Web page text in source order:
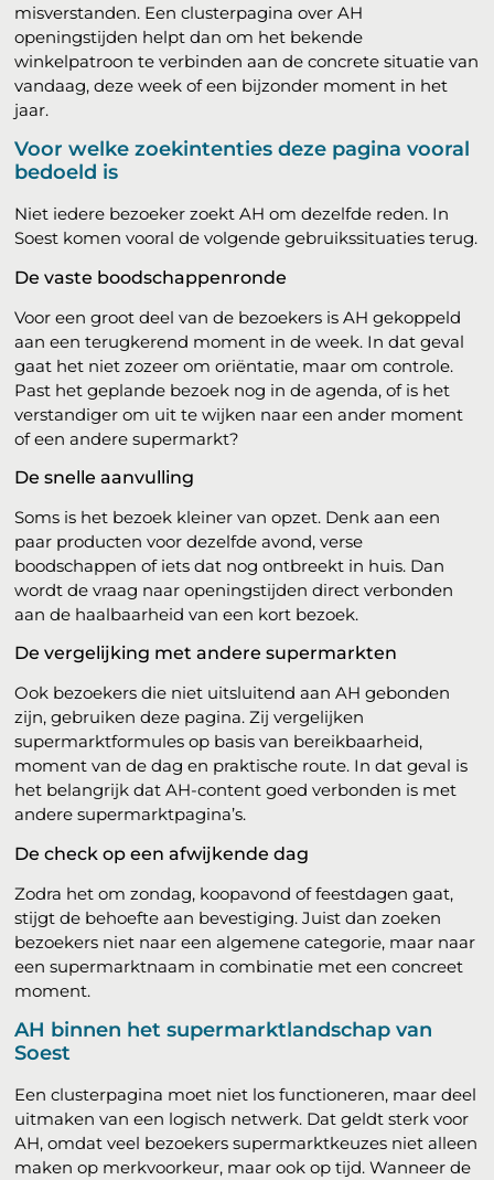
misverstanden. Een clusterpagina over AH
openingstijden helpt dan om het bekende
winkelpatroon te verbinden aan de concrete situatie van
vandaag, deze week of een bijzonder moment in het
jaar.
Voor welke zoekintenties deze pagina vooral
bedoeld is
Niet iedere bezoeker zoekt AH om dezelfde reden. In
Soest komen vooral de volgende gebruikssituaties terug.
De vaste boodschappenronde
Voor een groot deel van de bezoekers is AH gekoppeld
aan een terugkerend moment in de week. In dat geval
gaat het niet zozeer om oriëntatie, maar om controle.
Past het geplande bezoek nog in de agenda, of is het
verstandiger om uit te wijken naar een ander moment
of een andere supermarkt?
De snelle aanvulling
Soms is het bezoek kleiner van opzet. Denk aan een
paar producten voor dezelfde avond, verse
boodschappen of iets dat nog ontbreekt in huis. Dan
wordt de vraag naar openingstijden direct verbonden
aan de haalbaarheid van een kort bezoek.
De vergelijking met andere supermarkten
Ook bezoekers die niet uitsluitend aan AH gebonden
zijn, gebruiken deze pagina. Zij vergelijken
supermarktformules op basis van bereikbaarheid,
moment van de dag en praktische route. In dat geval is
het belangrijk dat AH-content goed verbonden is met
andere supermarktpagina’s.
De check op een afwijkende dag
Zodra het om zondag, koopavond of feestdagen gaat,
stijgt de behoefte aan bevestiging. Juist dan zoeken
bezoekers niet naar een algemene categorie, maar naar
een supermarktnaam in combinatie met een concreet
moment.
AH binnen het supermarktlandschap van
Soest
Een clusterpagina moet niet los functioneren, maar deel
uitmaken van een logisch netwerk. Dat geldt sterk voor
AH, omdat veel bezoekers supermarktkeuzes niet alleen
maken op merkvoorkeur, maar ook op tijd. Wanneer de